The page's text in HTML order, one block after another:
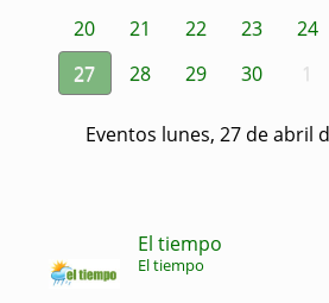
20
21 22 23 24
27
28 29 30 1
Eventos lunes, 27 de abril
El tiempo
El tiempo